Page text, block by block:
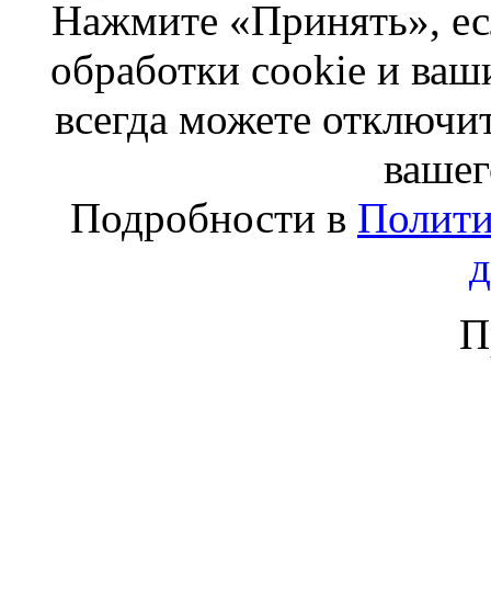
Нажмите «Принять»,
обработки cookie и
всегда можете
Подробности в